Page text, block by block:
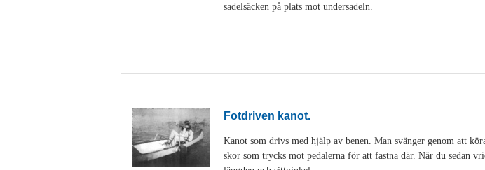
sadelsäcken på plats mot undersadeln.
Fotdriven kanot.
Kanot som drivs med hjälp av benen. Man svänger genom att
skor som trycks mot pedalerna för att fastna där. När du sedan